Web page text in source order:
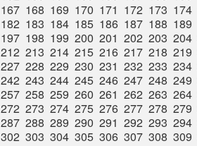
167 168 169 170 171 172 173 174
182 183 184 185 186 187 188 189
197 198 199 200 201 202 203 204
212 213 214 215 216 217 218 219
227 228 229 230 231 232 233 234
242 243 244 245 246 247 248 249
257 258 259 260 261 262 263 264
272 273 274 275 276 277 278 279
287 288 289 290 291 292 293 294
302 303 304 305 306 307 308 309